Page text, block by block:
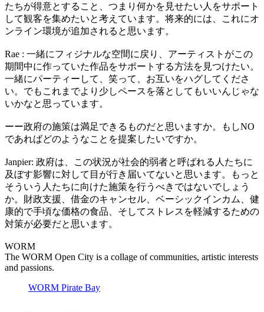
たちが得意とすること、つまり何かを見せたい人をサポート
して観客を集めたいと考えています。将来的には、これにオ
ンライン環境が追加されると思います。
Rae : 一緒にフィジナルな空間に戻り、アーティストがこの
期間中に作っていた作品をサポートする方法を見つけたい。
一緒にパーティーして、笑って、お互いをハグしてくださ
い。でもこれまでより少しペースを落としてもいいんじゃな
いかなと思っています。
ーー政府の施策は満足できるものだと思いますか。もしNO
であればどのようなことを提案したいですか。
Janpier: 政府は、この状況が社会的弱者と呼ばれる人たちに
及ぼす影響に対して目が行き届いてないと思います。もっと
そういう人たちに向けた施策を行うべきではないでしょう
か。財政支援、借金のキャンセル、ベーシックインカム、健
康的で手頃な価格の食品、そしてストレスを軽減するための
対策が必要だと思います。
WORM
The WORM Open City is a collage of communities, artistic interests
and passions.
WORM Pirate Bay